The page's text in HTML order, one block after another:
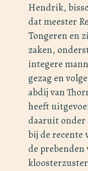
Hendrik,
dat meester
Tongeren en
zaken,
integere
gezag en
abdij van
heeft
daaruit onder
bij de
de